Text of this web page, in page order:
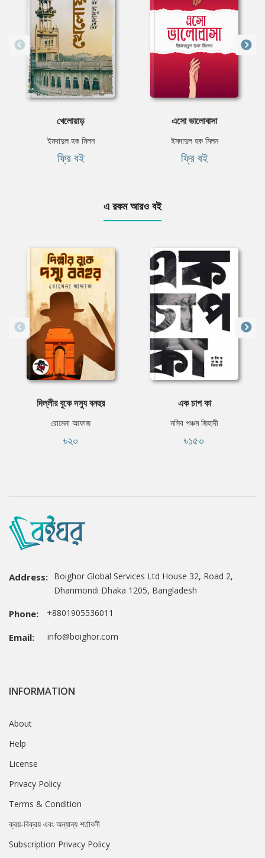
খেলোয়াড়
ইমদাদুল হক মিলন
ফ্রি বই
এসো ভালোবাসা
ইমদাদুল হক মিলন
ফ্রি বই
এ রকম আরও বই
দিল্লীর বুকে দস্যু বনহুর
রোমেনা আফাজ
৳২০
এক চাপ কা
নসিব পঞ্চম জিহাদী
৳১৫০
Address: Boighor Global Services Ltd House 32, Road 2,
Dhanmondi Dhaka 1205, Bangladesh
Phone: +8801905536011
Email: info@boighor.com
INFORMATION
About
Help
License
Privacy Policy
Terms & Condition
ক্রয়-বিক্রয় এবং অন্যান্য শর্তাবলী
Subscription Privacy Policy